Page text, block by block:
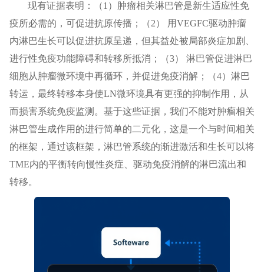
现有证据表明：（1）肿瘤相关淋巴管是新生适应性免
疫所必需的，可促进抗原传播；（2） 用VEGFC驱动肿瘤
内淋巴生长可以促进抗原呈递，但其益处被局部炎症加剧、
进行性免疫功能障碍和转移所抵消；（3） 淋巴管促进淋巴
细胞从肿瘤微环境中再循环，并促进免疫消解；（4）淋巴
转运，最终转移本身使LN微环境具有更强的抑制作用，从
而损害系统免疫监测。基于这些证据，我们不能对肿瘤相关
淋巴管生成作用的进行简单的二元化，这是一个与时间相关
的框架，通过该框架，淋巴管系统的渐进激活和生长可以将
TME内的平衡转向慢性炎症、驱动免疫消解的淋巴流出和
转移。